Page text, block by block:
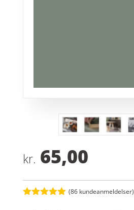
kr. 65,00
(86 kundeanmeldelser)